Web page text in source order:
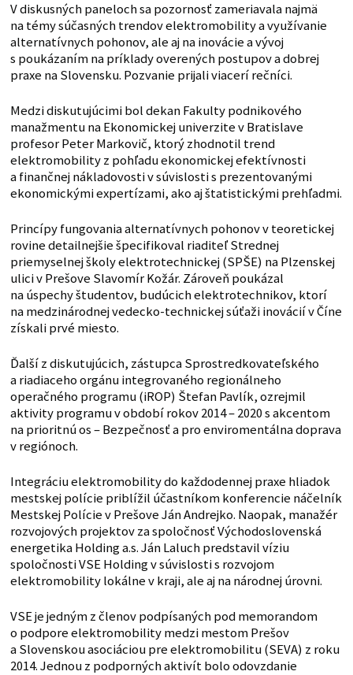
V diskusných paneloch sa pozornosť zameriavala najmä
na témy súčasných trendov elektromobility a využívanie
alternatívnych pohonov, ale aj na inovácie a vývoj
s poukázaním na príklady overených postupov a dobrej
praxe na Slovensku. Pozvanie prijali viacerí rečníci.
Medzi diskutujúcimi bol dekan Fakulty podnikového
manažmentu na Ekonomickej univerzite v Bratislave
profesor Peter Markovič, ktorý zhodnotil trend
elektromobility z pohľadu ekonomickej efektívnosti
a finančnej nákladovosti v súvislosti s prezentovanými
ekonomickými expertízami, ako aj štatistickými prehľadmi.
Princípy fungovania alternatívnych pohonov v teoretickej
rovine detailnejšie špecifikoval riaditeľ Strednej
priemyselnej školy elektrotechnickej (SPŠE) na Plzenskej
ulici v Prešove Slavomír Kožár. Zároveň poukázal
na úspechy študentov, budúcich elektrotechnikov, ktorí
na medzinárodnej vedecko-technickej súťaži inovácií v Číne
získali prvé miesto.
Ďalší z diskutujúcich, zástupca Sprostredkovateľského
a riadiaceho orgánu integrovaného regionálneho
operačného programu (iROP) Štefan Pavlík, ozrejmil
aktivity programu v období rokov 2014 – 2020 s akcentom
na prioritnú os – Bezpečnosť a pro enviromentálna doprava
v regiónoch.
Integráciu elektromobility do každodennej praxe hliadok
mestskej polície priblížil účastníkom konferencie náčelník
Mestskej Polície v Prešove Ján Andrejko. Naopak, manažér
rozvojových projektov za spoločnosť Východoslovenská
energetika Holding a.s. Ján Laluch predstavil víziu
spoločnosti VSE Holding v súvislosti s rozvojom
elektromobility lokálne v kraji, ale aj na národnej úrovni.
VSE je jedným z členov podpísaných pod memorandom
o podpore elektromobility medzi mestom Prešov
a Slovenskou asociáciou pre elektromobilitu (SEVA) z roku
2014. Jednou z podporných aktivít bolo odovzdanie